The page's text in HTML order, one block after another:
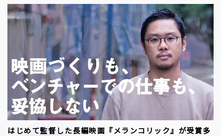
はじめて監督した長編映画『メランコリック』が受賞多